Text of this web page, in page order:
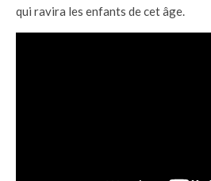
qui ravira les enfants de cet âge.